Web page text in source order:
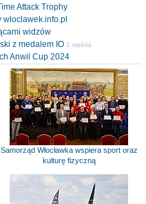
Attack Trophy
wloclawek.info.pl
widzów
z medalem IO 1 opinia
Anwil Cup 2024
Samorząd Włocławka wspiera sport oraz
kulturę fizyczną